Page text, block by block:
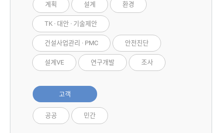
계획 설계 환경
TK · 대안 · 기술제안
건설사업관리 · PMC 안전진단
설계VE 연구개발 조사
고객
공공 민간